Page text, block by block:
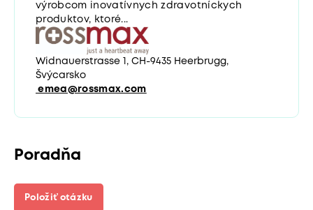
výrobcom inovatívnych zdravotníckych
produktov, ktoré...
Widnauerstrasse 1, CH-9435 Heerbrugg,
Švýcarsko
emea@rossmax.com
Poradňa
Položiť otázku